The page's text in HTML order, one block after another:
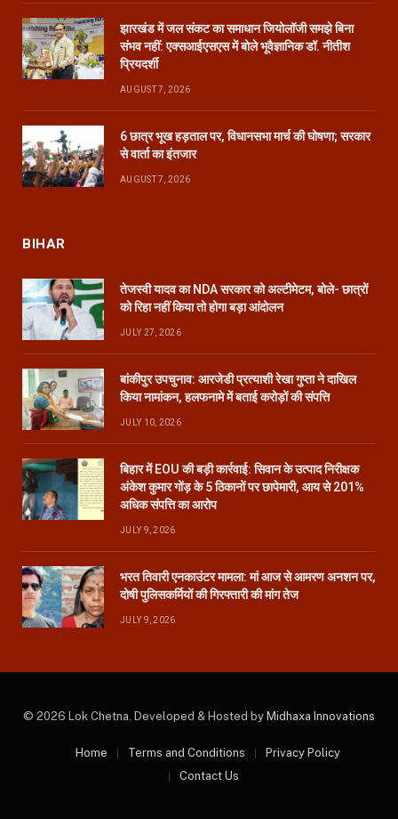
झारखंड में जल संकट का समाधान जियोलॉजी समझे बिना
संभव नहीं: एक्सआईएसएस में बोले भूवैज्ञानिक डॉ. नीतीश
प्रियदर्शी
AUGUST 7, 2026
6 छात्र भूख हड़ताल पर, विधानसभा मार्च की घोषणा; सरकार
से वार्ता का इंतजार
AUGUST 7, 2026
BIHAR
तेजस्वी यादव का NDA सरकार को अल्टीमेटम, बोले- छात्रों
को रिहा नहीं किया तो होगा बड़ा आंदोलन
JULY 27, 2026
बांकीपुर उपचुनाव: आरजेडी प्रत्याशी रेखा गुप्ता ने दाखिल
किया नामांकन, हलफनामे में बताई करोड़ों की संपत्ति
JULY 10, 2026
बिहार में EOU की बड़ी कार्रवाई: सिवान के उत्पाद निरीक्षक
अंकेश कुमार गोंड़ के 5 ठिकानों पर छापेमारी, आय से 201%
अधिक संपत्ति का आरोप
JULY 9, 2026
भरत तिवारी एनकाउंटर मामला: मां आज से आमरण अनशन पर,
दोषी पुलिसकर्मियों की गिरफ्तारी की मांग तेज
JULY 9, 2026
© 2026 Lok Chetna. Developed & Hosted by Midhaxa Innovations
Home Terms and Conditions
Privacy Policy
Contact Us